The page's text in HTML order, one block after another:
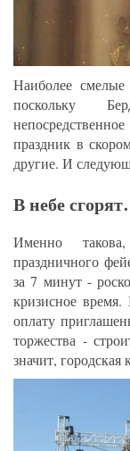
Наиболее
поскольку
праздник в
другие. И
В небе
Именно
праздничного
за 7 минут -
кризисное
оплату
торжества -
значит, городская